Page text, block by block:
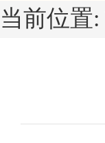
当前位置: